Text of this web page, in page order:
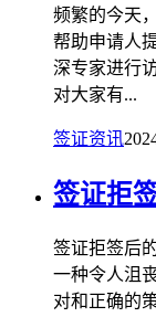
频繁的今天
帮助申请人
深专家进行
对大家有...
签证资讯
签证拒
签证拒签后
一种令人沮
对和正确的